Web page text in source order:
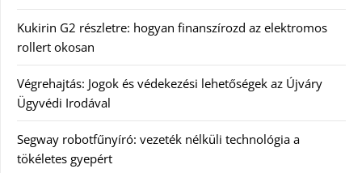
Kukirin G2 részletre: hogyan finanszírozd az elektromos
rollert okosan
Végrehajtás: Jogok és védekezési lehetőségek az Újváry
Ügyvédi Irodával
Segway robotfűnyíró: vezeték nélküli technológia a
tökéletes gyepért